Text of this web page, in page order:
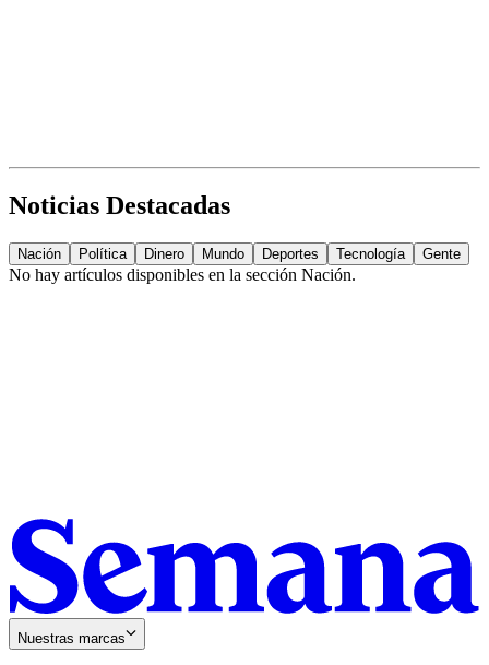
Noticias Destacadas
Nación Política Dinero Mundo Deportes Tecnología Gente
No hay artículos disponibles en la sección Nación.
Nuestras marcas